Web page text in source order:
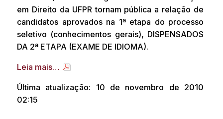
em Direito da UFPR tornam pública a relação de
candidatos aprovados na 1ª etapa do processo
seletivo (conhecimentos gerais), DISPENSADOS
DA 2ª ETAPA (EXAME DE IDIOMA).
Leia mais…
Última atualização: 10 de novembro de 2010
02:15